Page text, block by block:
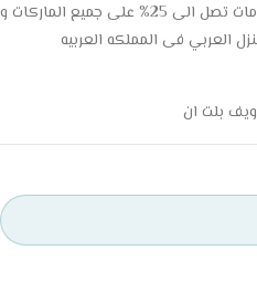
اسعار ميكرويف بلت ان لا تقارن بخصومات تصل الى 25% على جميع الماركات و
العربي فى المملكه العربيه
بلت ان